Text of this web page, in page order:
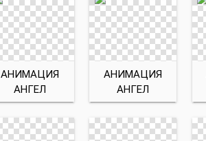
АНИМАЦИЯ
АНГЕЛ
АНИМАЦИЯ
АНГЕЛ